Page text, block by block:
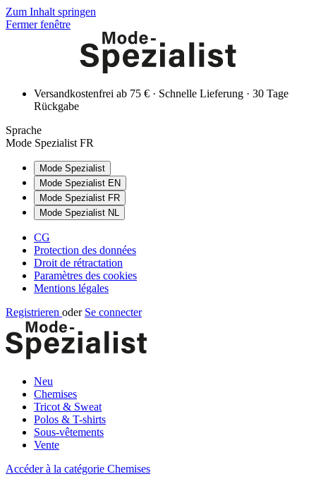
Zum Inhalt springen
Fermer fenêtre
Versandkostenfrei ab 75 € · Schnelle Lieferung · 30 Tage
Rückgabe
Sprache
Mode Spezialist FR
Mode Spezialist
Mode Spezialist EN
Mode Spezialist FR
Mode Spezialist NL
CG
Protection des données
Droit de rétractation
Paramètres des cookies
Mentions légales
Registrieren oder Se connecter
Neu
Chemises
Tricot & Sweat
Polos & T-shirts
Sous-vêtements
Vente
Accéder à la catégorie Chemises